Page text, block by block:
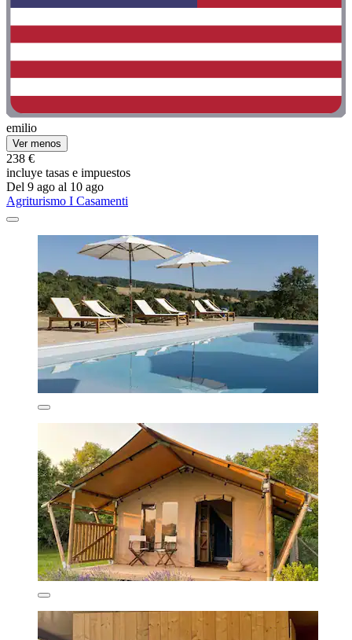
emilio
Ver menos
238 €
incluye tasas e impuestos
Del 9 ago al 10 ago
Agriturismo I Casamenti